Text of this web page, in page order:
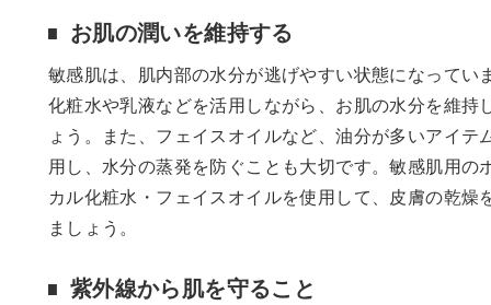
お肌の潤いを維持する
敏感肌は、肌内部の水分が逃げやすい状態になってい
化粧水や乳液などを活用しながら、お肌の水分を維持
ょう。また、フェイスオイルなど、油分が多いアイテ
用し、水分の蒸発を防ぐことも大切です。敏感肌用の
カル化粧水・フェイスオイルを使用して、皮膚の乾燥
ましょう。
紫外線から肌を守ること